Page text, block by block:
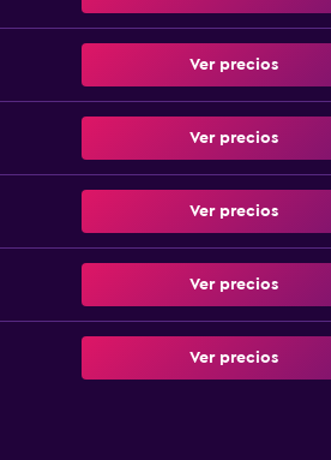
Ver precios
Ver precios
Ver precios
Ver precios
Ver precios